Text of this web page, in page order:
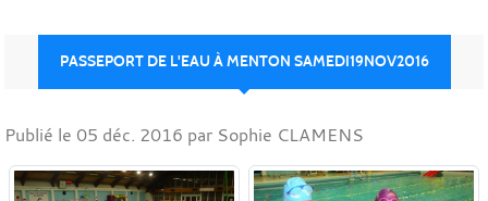
PASSEPORT DE L'EAU À MENTON SAMEDI19NOV2016
Publié le 05 déc. 2016 par Sophie CLAMENS